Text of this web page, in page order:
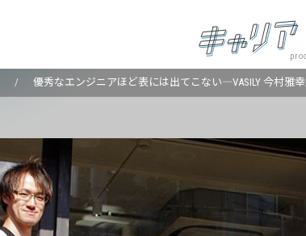
優秀なエンジニアほど表には出てこない―VASILY 今村雅